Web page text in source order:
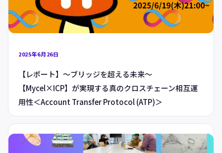
2025年6月26日
【レポート】〜ブリッジを超える未来〜
【Mycel×ICP】が実現する真のクロスチェーン相互運
用性＜Account Transfer Protocol (ATP)＞